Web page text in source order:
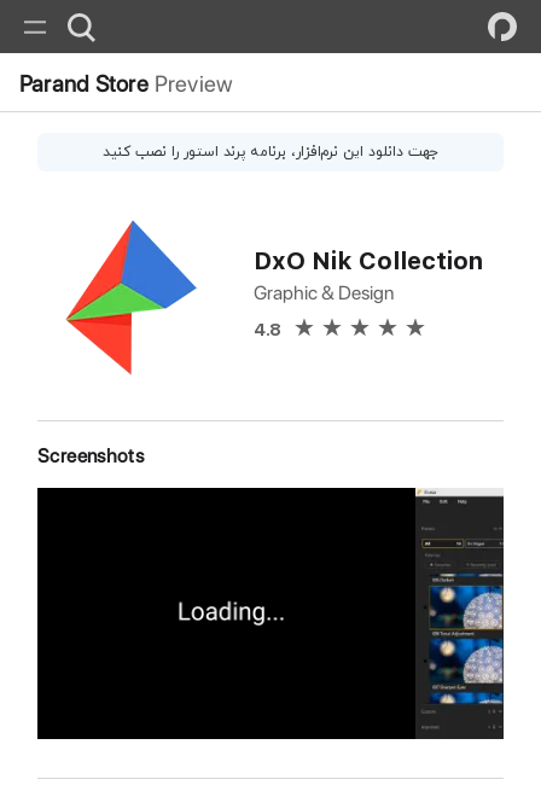
Parand Store Preview
جهت دانلود این نرم‌افزار، برنامه پرند استور را نصب کنید
DxO Nik Collection
Graphic & Design
4.8
Screenshots